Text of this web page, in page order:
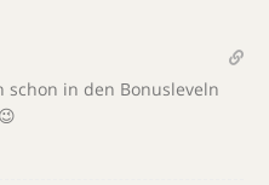
schon in den Bonusleveln